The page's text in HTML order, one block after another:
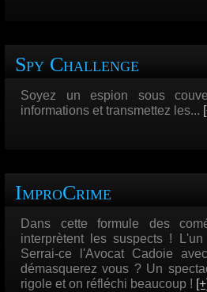
Spy Challenge
Soyez un espion sous
informations et transmettez les...
ImproCrime
Dans cette formule des
interprètent les suspects !
Serrai-ce l'Avocat Cadoie
démasquerez vous ? Un
rigole et on réfléchi beaucoup ! [+]